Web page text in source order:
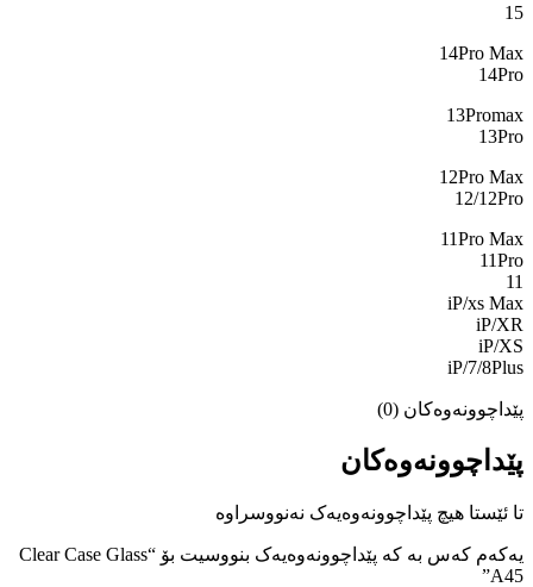
15
14Pro Max
14Pro
13Promax
13Pro
12Pro Max
12/12Pro
11Pro Max
11Pro
11
iP/xs Max
iP/XR
iP/XS
iP/7/8Plus
پێداچوونەوەکان (0)
پێداچوونەوەکان
تا ئێستا هیچ پێداچوونەوەیەک نەنووسراوە
یەکەم کەس بە کە پێداچوونەوەیەک بنووسیت بۆ “Clear Case Glass
A45”